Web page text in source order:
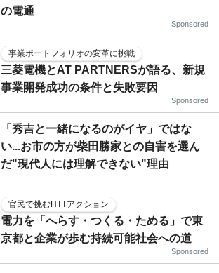
の電通
Sponsored
事業ポートフォリオの変革に挑戦
三菱電機とAT PARTNERSが語る、新規
事業開発成功の条件と失敗要因
Sponsored
「秀吉と一緒になるのがイヤ」ではな
い...お市の方が柴田勝家との自害を選ん
だ"現代人には理解できない"理由
官民で挑むHTTアクション
電力を「へらす・つくる・ためる」で東
京都と企業が歩む持続可能社会への道
Sponsored